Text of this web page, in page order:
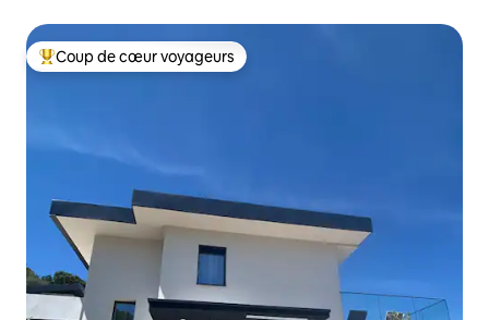
Coups de cœur voyageurs les plus appréciés
Coup de cœur voyageurs